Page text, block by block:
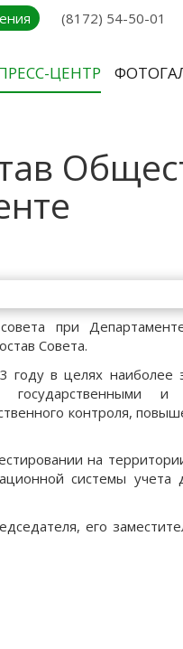
(8172) 54-50-01
ЦЕНТР
при
Совета.
в целях наиболее
и
контроля,
на
системы
его